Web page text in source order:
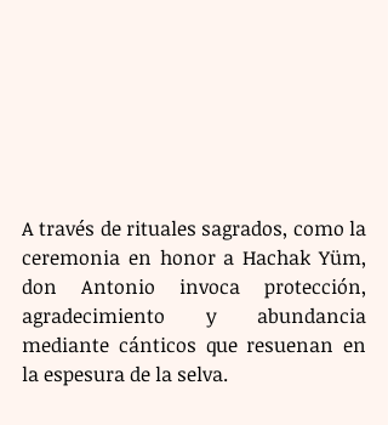
A través de rituales sagrados, como la
ceremonia en honor a Hachak Yüm,
don Antonio invoca protección,
agradecimiento y abundancia
mediante cánticos que resuenan en
la espesura de la selva.